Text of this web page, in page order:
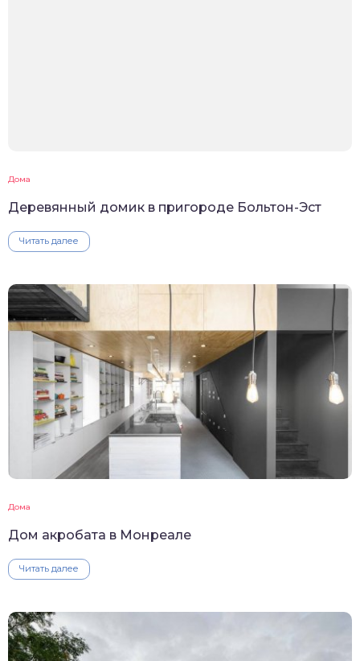
Дома
Деревянный домик в пригороде Больтон-Эст
Читать далее
Дома
Дом акробата в Монреале
Читать далее